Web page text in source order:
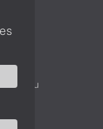
tovaru